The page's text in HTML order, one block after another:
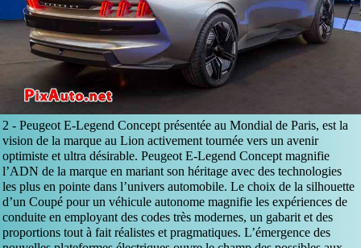
2 -Peugeot E-Legend Concept présentée au Mondial de Paris, est la
vision de la marque au Lion activement tournée vers un avenir
optimiste et ultra désirable. Peugeot E-Legend Concept magnifie
l’ADN de la marque en mariant son héritage avec des technologies
les plus en pointe dans l’univers automobile. Le choix de la silhouette
d’un Coupé pour un véhicule autonome magnifie les expériences de
conduite en employant des codes très modernes, un gabarit et des
proportions tout à fait réalistes et pragmatiques. L’émergence des